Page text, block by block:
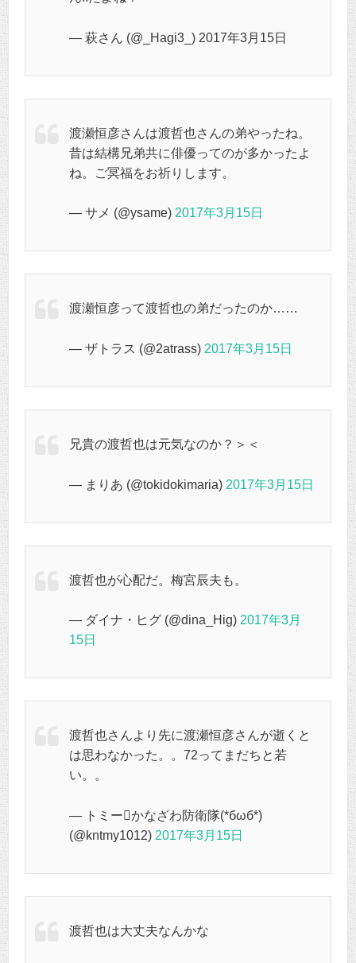
— 萩さん (@_Hagi3_) 2017年3月15日
渡瀬恒彦さんは渡哲也さんの弟やったね。
昔は結構兄弟共に俳優ってのが多かったよ
ね。ご冥福をお祈りします。
— サメ (@ysame) 2017年3月15日
渡瀬恒彦って渡哲也の弟だったのか……
— ザトラス (@2atrass) 2017年3月15日
兄貴の渡哲也は元気なのか？＞＜
— まりあ (@tokidokimaria) 2017年3月15日
渡哲也が心配だ。梅宮辰夫も。
— ダイナ・ヒグ (@dina_Hig) 2017年3月
15日
渡哲也さんより先に渡瀬恒彦さんが逝くと
は思わなかった。。72ってまだちと若
い。。
— トミーかなざわ防衛隊(*бωб*)
(@kntmy1012) 2017年3月15日
渡哲也は大丈夫なんかな